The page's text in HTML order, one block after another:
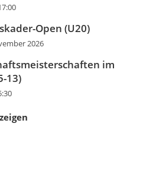
Open (U20)
2026
im
13)